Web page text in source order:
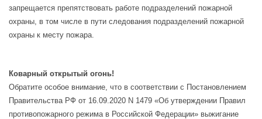
запрещается препятствовать работе подразделений пожарной
охраны, в том числе в пути следования подразделений пожарной
охраны к месту пожара.
Коварный открытый огонь!
Обратите особое внимание, что в соответствии с Постановлением
Правительства РФ от 16.09.2020 N 1479 «Об утверждении Правил
противопожарного режима в Российской Федерации» выжигание